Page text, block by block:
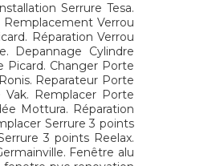
Serrure Tesa.
Remplacement Verrou
Réparation Verrou
Depannage Cylindre
Picard. Changer Porte
Reparateur Porte
Remplacer Porte
Mottura. Réparation
Serrure 3 points
3 points Reelax.
Fenêtre alu